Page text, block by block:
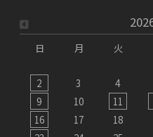
2026/07/12
【インタビュー動画
く、木製玄関ドアで
OWNERS BLOG 更新
日 月 火
2
3 4
9
10 11
16
17 18